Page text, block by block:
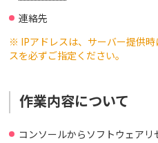
連絡先
※ IPアドレスは、サーバー提供
スを必ずご指定ください。
作業内容について
コンソールからソフトウェアリ